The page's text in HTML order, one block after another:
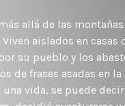
allá de las
aislados en casas
su pueblo y los
de frases asadas en
vida, se puede